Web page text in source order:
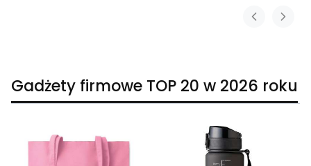
Gadżety firmowe TOP 20 w 2026 roku